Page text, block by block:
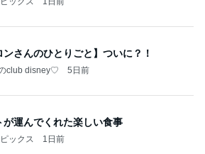
ンさんのひとりごと】ついに？！
club disney♡ 5日前
が運んでくれた楽しい食事
ックス 1日前